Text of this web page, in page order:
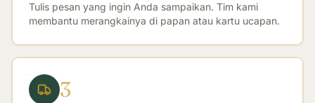
Tulis pesan yang ingin Anda sampaikan. Tim kami
membantu merangkainya di papan atau kartu ucapan.
3